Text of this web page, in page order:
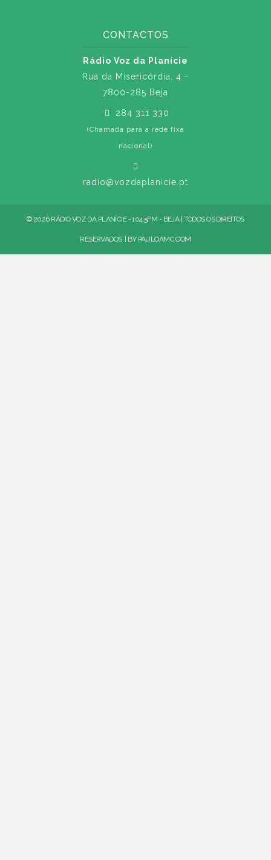
CONTACTOS
Rádio Voz da Planície
Rua da Misericórdia, 4 -
7800-285 Beja
284 311 330
(Chamada para a rede fixa
nacional)
radio@vozdaplanicie.pt
© 2026 RÁDIO VOZ DA PLANÍCIE - 104.5FM - BEJA | TODOS OS DIREITOS
RESERVADOS. | BY PAULOAMC.COM